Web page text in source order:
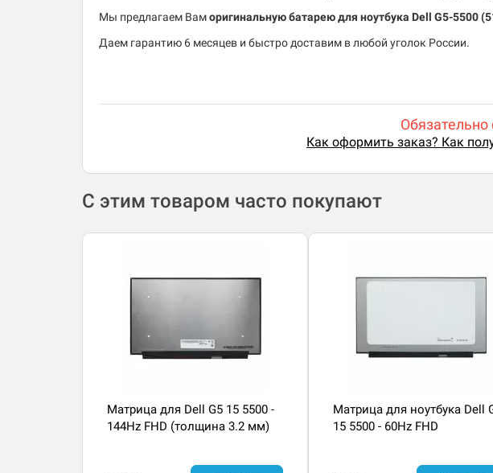
Мы предлагаем Ваморигинальную батарею для ноутбука Dell G5-5500
Даем гарантию 6 месяцев и быстро доставим в любой уголок России.
Как оформить заказ? Как
С этим товаром часто покупают
Матрица для Dell G5 15 5500 -
144Hz FHD (толщина 3.2 мм)
Матрица для ноутбука Dell
15 5500 - 60Hz FHD